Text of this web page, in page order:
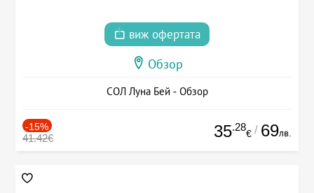
виж офертата
Обзор
СОЛ Луна Бей - Обзор
-15%
41.42€ 35.28
€ / 69лв.